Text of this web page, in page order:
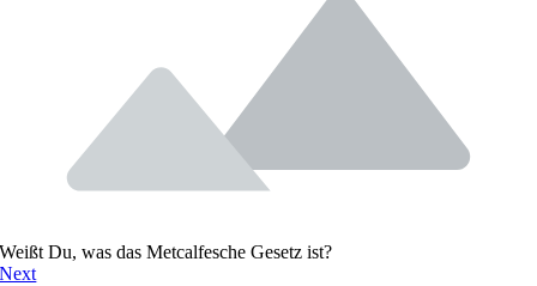
Weißt Du, was das Metcalfesche Gesetz ist?
Next